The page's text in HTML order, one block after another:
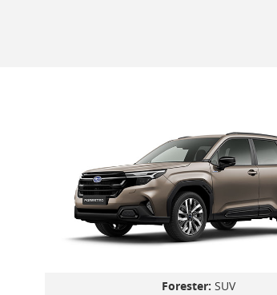
Forester: SUV